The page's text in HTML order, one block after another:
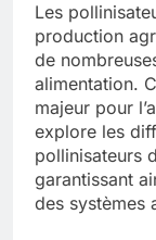
Les
production
de
alimentation.
majeur pour
explore les
pollinisateurs
garantissant
des systèmes